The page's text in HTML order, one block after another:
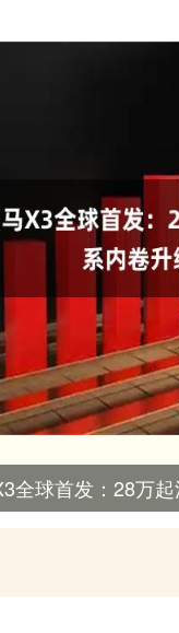
全球首发：28万